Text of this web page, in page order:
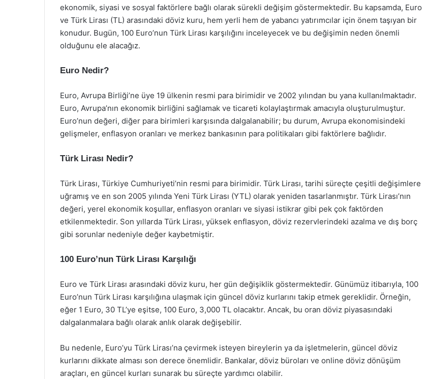
ekonomik, siyasi ve sosyal faktörlere bağlı olarak sürekli değişim göstermektedir. Bu kapsamda, Euro
ve Türk Lirası (TL) arasındaki döviz kuru, hem yerli hem de yabancı yatırımcılar için önem taşıyan bir
konudur. Bugün, 100 Euro’nun Türk Lirası karşılığını inceleyecek ve bu değişimin neden önemli
olduğunu ele alacağız.
Euro Nedir?
Euro, Avrupa Birliği’ne üye 19 ülkenin resmi para birimidir ve 2002 yılından bu yana kullanılmaktadır.
Euro, Avrupa’nın ekonomik birliğini sağlamak ve ticareti kolaylaştırmak amacıyla oluşturulmuştur.
Euro’nun değeri, diğer para birimleri karşısında dalgalanabilir; bu durum, Avrupa ekonomisindeki
gelişmeler, enflasyon oranları ve merkez bankasının para politikaları gibi faktörlere bağlıdır.
Türk Lirası Nedir?
Türk Lirası, Türkiye Cumhuriyeti’nin resmi para birimidir. Türk Lirası, tarihi süreçte çeşitli değişimlere
uğramış ve en son 2005 yılında Yeni Türk Lirası (YTL) olarak yeniden tasarlanmıştır. Türk Lirası’nın
değeri, yerel ekonomik koşullar, enflasyon oranları ve siyasi istikrar gibi pek çok faktörden
etkilenmektedir. Son yıllarda Türk Lirası, yüksek enflasyon, döviz rezervlerindeki azalma ve dış borç
gibi sorunlar nedeniyle değer kaybetmiştir.
100 Euro’nun Türk Lirası Karşılığı
Euro ve Türk Lirası arasındaki döviz kuru, her gün değişiklik göstermektedir. Günümüz itibarıyla, 100
Euro’nun Türk Lirası karşılığına ulaşmak için güncel döviz kurlarını takip etmek gereklidir. Örneğin,
eğer 1 Euro, 30 TL’ye eşitse, 100 Euro, 3,000 TL olacaktır. Ancak, bu oran döviz piyasasındaki
dalgalanmalara bağlı olarak anlık olarak değişebilir.
Bu nedenle, Euro’yu Türk Lirası’na çevirmek isteyen bireylerin ya da işletmelerin, güncel döviz
kurlarını dikkate alması son derece önemlidir. Bankalar, döviz büroları ve online döviz dönüşüm
araçları, en güncel kurları sunarak bu süreçte yardımcı olabilir.